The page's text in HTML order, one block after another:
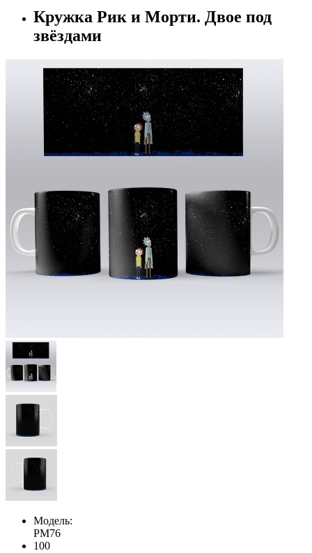
Кружка Рик и Морти. Двое под
звёздами
Модель:
PM76
100